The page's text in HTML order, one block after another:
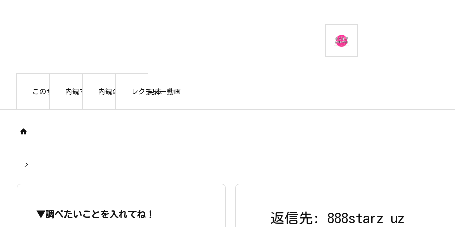
このサイトについて内観マニュアル本編内観の書き出し見本
レクチャー動画

>
返信先: 888starz uz
▼調べたいことを入れてね！